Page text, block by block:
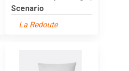
Scenario
La Redoute